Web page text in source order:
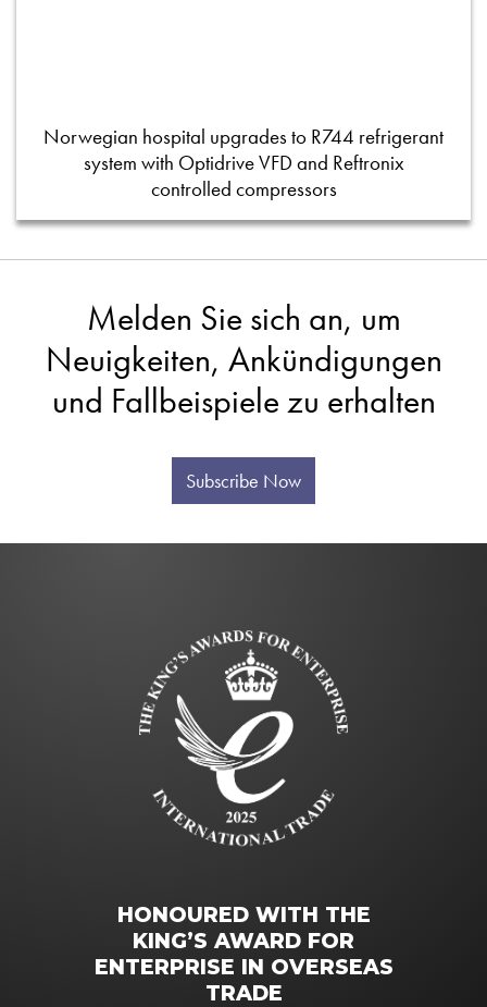
Norwegian hospital upgrades to R744 refrigerant
system with Optidrive VFD and Reftronix
controlled compressors
Melden Sie sich an, um
Neuigkeiten, Ankündigungen
und Fallbeispiele zu erhalten
Subscribe Now
HONOURED WITH THE
KING’S AWARD FOR
ENTERPRISE IN OVERSEAS
TRADE